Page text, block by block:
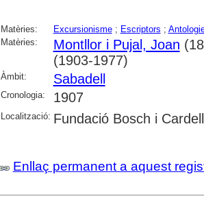
Matèries: Excursionisme; Escriptors ;
Matèries:
Montllor i Pujal, Joan
(1903-1977)
Àmbit: Sabadell
Cronologia: 1907
Localització: Fundació Bosch i
Enllaç permanent a aquest